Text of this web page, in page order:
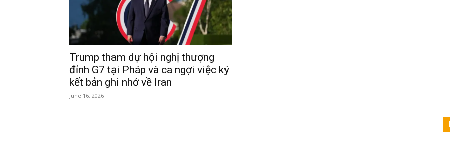
Trump tham dự hội nghị thượng
đỉnh G7 tại Pháp và ca ngợi việc ký
kết bản ghi nhớ về Iran
June 16, 2026